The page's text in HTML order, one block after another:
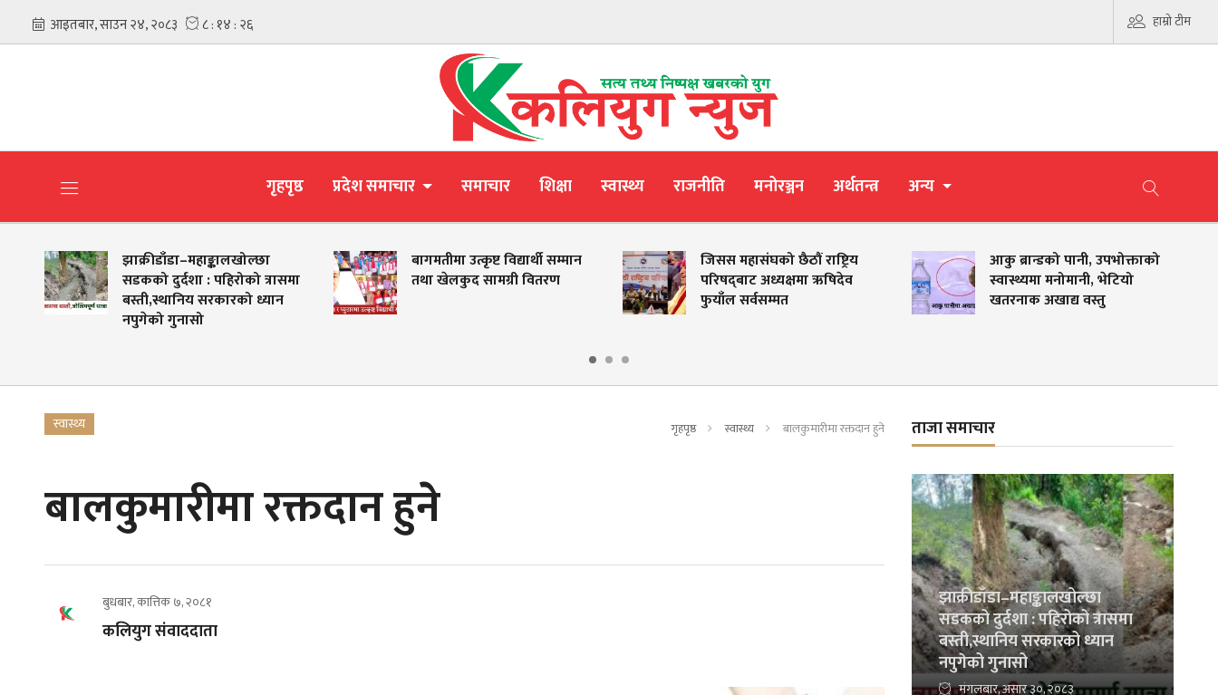
हाम्रो टीम
गृहपृष्ठ प्रदेश समाचार समाचार शिक्षा स्वास्थ्य राजनीति मनोरञ्जन अर्थतन्त्र अन्य
झाक्रीडाँडा–महाङ्कालखोल्छा
सडकको दुर्दशा : पहिरोको त्रासमा
बस्ती,स्थानिय सरकारको ध्यान
नपुगेको गुनासो
बागमतीमा उत्कृष्ट विद्यार्थी सम्मान
तथा खेलकुद सामग्री वितरण
जिसस महासंघको छैठौं राष्ट्रिय
परिषद्‌बाट अध्यक्षमा ऋषिदेव
फुयाँल सर्वसम्मत
आकु ब्रान्डको पानी, उपभोक्ताको
स्वास्थ्यमा मनोमानी, भेटियो
खतरनाक अखाद्य वस्तु
स्वास्थ्य गृहपृष्ठ स्वास्थ्य बालकुमारीमा रक्तदान हुने
बालकुमारीमा रक्तदान हुने
बुधबार, कात्तिक ७, २०८१
कलियुग संवाददाता
ताजा समाचार
झाक्रीडाँडा–महाङ्कालखोल्छा
सडकको दुर्दशा : पहिरोको त्रासमा
बस्ती,स्थानिय सरकारको ध्यान
नपुगेको गुनासो
मंगलबार, असार ३०, २०८३